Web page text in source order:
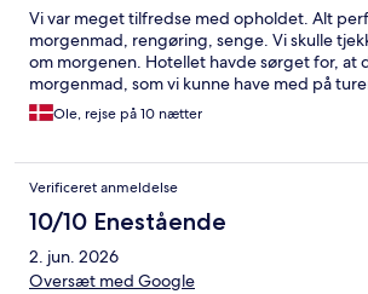
Vi var meget tilfredse med opholdet. Alt
morgenmad, rengøring, senge. Vi skulle
om morgenen. Hotellet havde sørget for, at
morgenmad, som vi kunne have med på
Ole, rejse på 10 nætter
Verificeret anmeldelse
10/10 Enestående
2. jun. 2026
Oversæt med Google